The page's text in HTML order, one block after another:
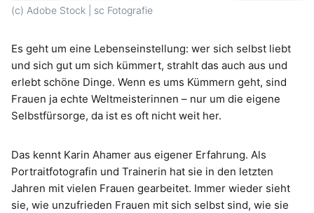
(c) Adobe Stock | sc Fotografie
Es geht um eine Lebenseinstellung: wer sich selbst liebt
und sich gut um sich kümmert, strahlt das auch aus und
erlebt schöne Dinge. Wenn es ums Kümmern geht, sind
Frauen ja echte Weltmeisterinnen – nur um die eigene
Selbstfürsorge, da ist es oft nicht weit her.
Das kennt Karin Ahamer aus eigener Erfahrung. Als
Portraitfotografin und Trainerin hat sie in den letzten
Jahren mit vielen Frauen gearbeitet. Immer wieder sieht
sie, wie unzufrieden Frauen mit sich selbst sind, wie sie